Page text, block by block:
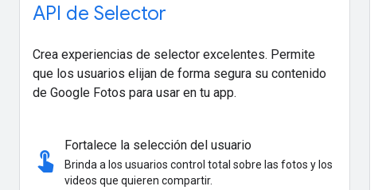
API de Selector
Crea experiencias de selector excelentes. Permite
que los usuarios elijan de forma segura su contenido
de Google Fotos para usar en tu app.
touch_app
Fortalece la selección del usuario
Brinda a los usuarios control total sobre las fotos y los
videos que quieren compartir.